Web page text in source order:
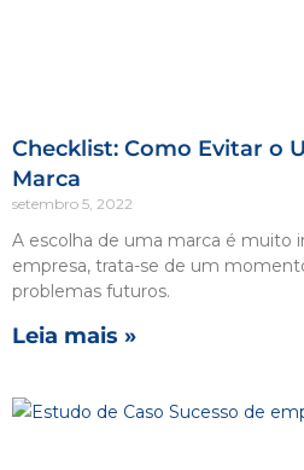
Checklist: Como Evitar o
Marca
setembro 5, 2022
A escolha de uma marca é muito
empresa, trata-se de um
problemas futuros.
Leia mais »